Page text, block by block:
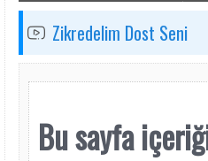
Zikredelim Dost Seni
Bu sayfa